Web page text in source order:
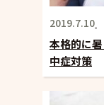
2019.7.10
本格的に
中症対策